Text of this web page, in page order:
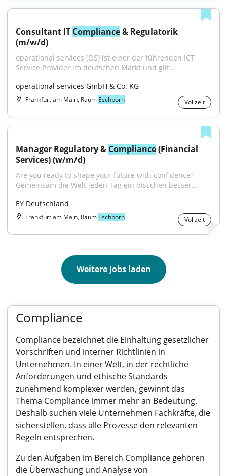
Consultant IT Compliance & Regulatorik
(m/w/d)
operational services (OS) ist einer der führenden ICT
Service Provider im deutschen Markt und gilt...
operational services GmbH & Co. KG
Frankfurt am Main, Raum Eschborn Vollzeit
Manager Regulatory & Compliance (Financial
Services) (w/m/d)
Are you ready to shape your future with confidence?
Gemeinsam die Welt jeden Tag ein bisschen besser...
EY Deutschland
Frankfurt am Main, Raum Eschborn Vollzeit
Weitere Jobs laden
Compliance
Compliance bezeichnet die Einhaltung gesetzlicher
Vorschriften und interner Richtlinien in
Unternehmen. In einer Welt, in der rechtliche
Anforderungen und ethische Standards
zunehmend komplexer werden, gewinnt das
Thema Compliance immer mehr an Bedeutung.
Deshalb suchen viele Unternehmen Fachkräfte, die
sicherstellen, dass alle Prozesse den relevanten
Regeln entsprechen.
Zu den Aufgaben im Bereich Compliance gehören
die Überwachung und Analyse von